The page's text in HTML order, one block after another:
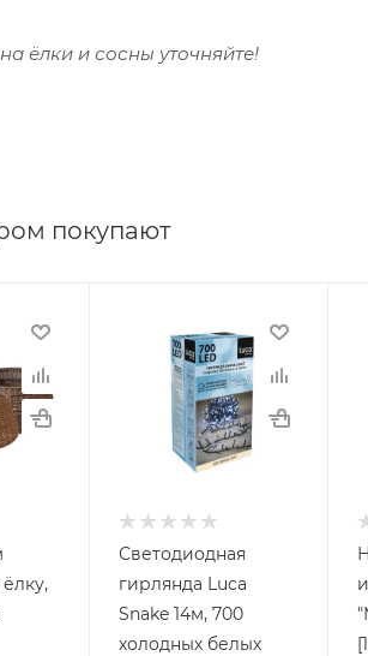
ёлки и сосны уточняйте!
покупают
Светодиодная
гирлянда Luca
Snake 14м, 700
холодных белых